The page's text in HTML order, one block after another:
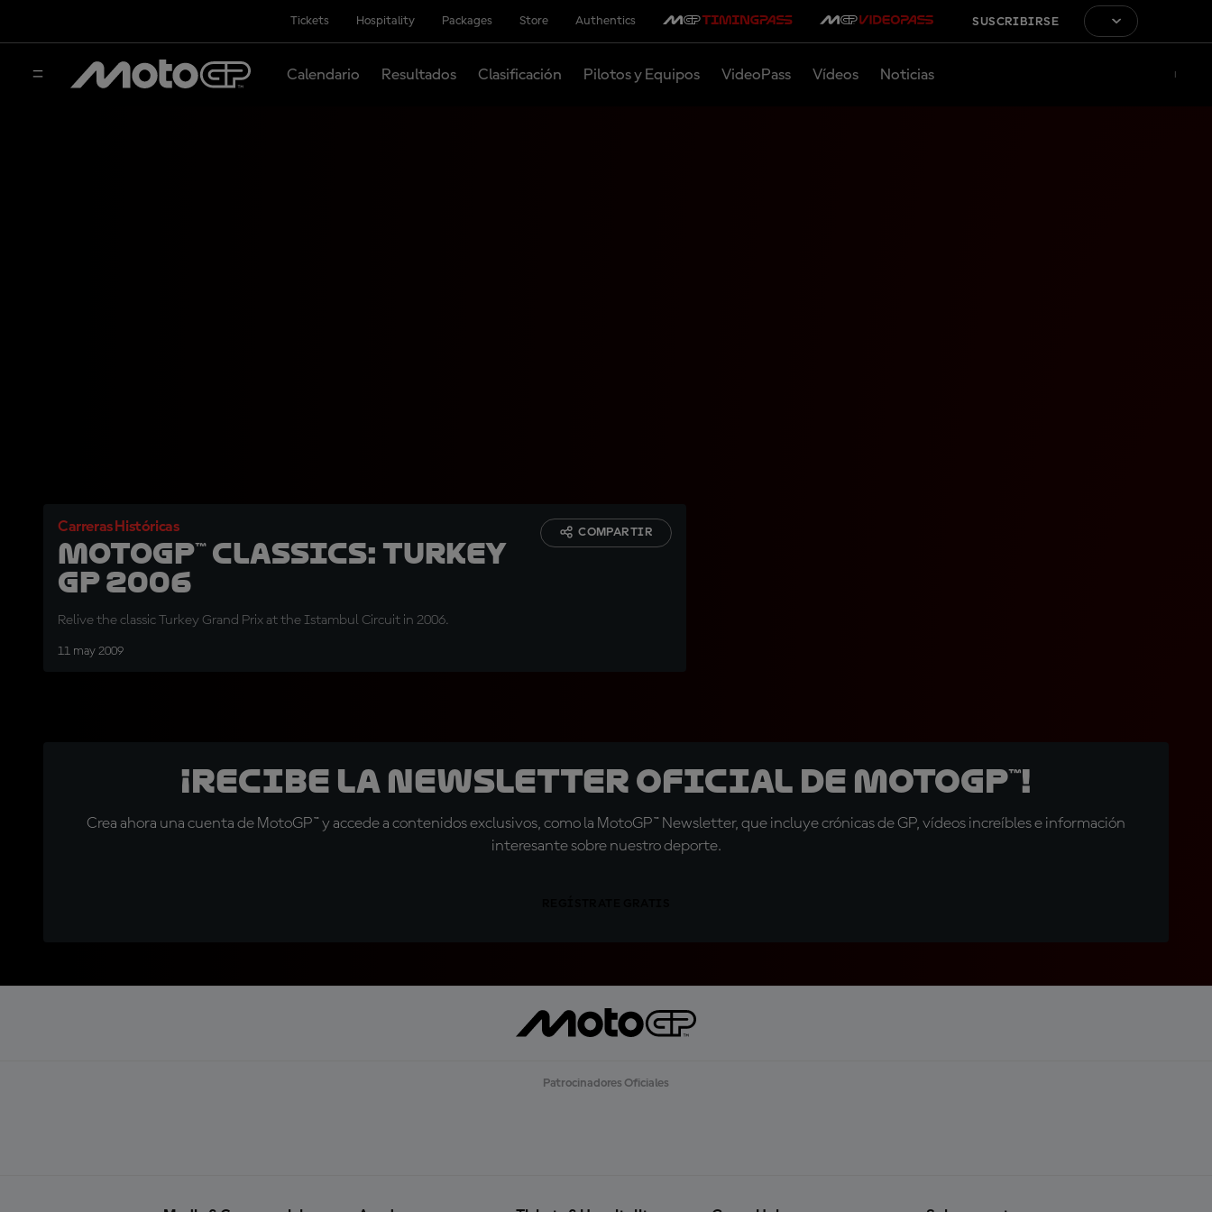
Tickets Hospitality Packages Store Authentics SUSCRIBIRSE
Calendario Resultados Clasificación Pilotos y Equipos VideoPass Vídeos Noticias
Carreras Históricas
MotoGP™ Classics: Turkey
GP 2006
Relive the classic Turkey Grand Prix at the Istambul Circuit in 2006.
11 may 2009
COMPARTIR
¡Recibe la Newsletter oficial de MotoGP™!
Crea ahora una cuenta de MotoGP™ y accede a contenidos exclusivos, como la MotoGP™ Newsletter, que incluye crónicas de GP, vídeos increíbles e información
interesante sobre nuestro deporte.
Patrocinadores Oficiales